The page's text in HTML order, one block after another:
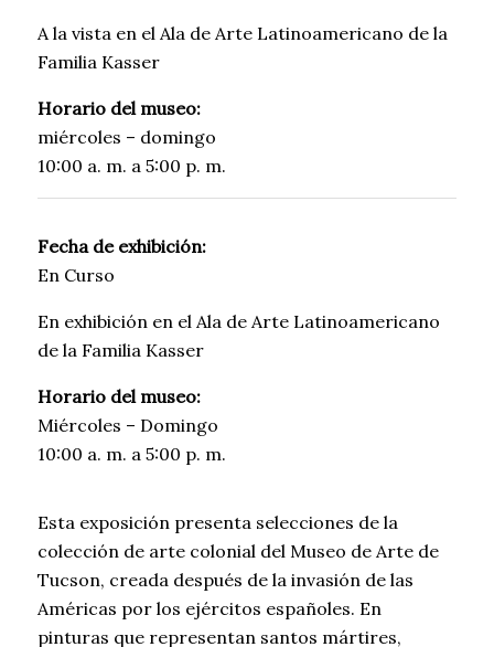
A la vista en el Ala de Arte Latinoamericano de la
Familia Kasser
Horario del museo:
miércoles – domingo
10:00 a. m. a 5:00 p. m.
Fecha de exhibición:
En Curso
En exhibición en el Ala de Arte Latinoamericano
de la Familia Kasser
Horario del museo:
Miércoles – Domingo
10:00 a. m. a 5:00 p. m.
Esta exposición presenta selecciones de la
colección de arte colonial del Museo de Arte de
Tucson, creada después de la invasión de las
Américas por los ejércitos españoles. En
pinturas que representan santos mártires,